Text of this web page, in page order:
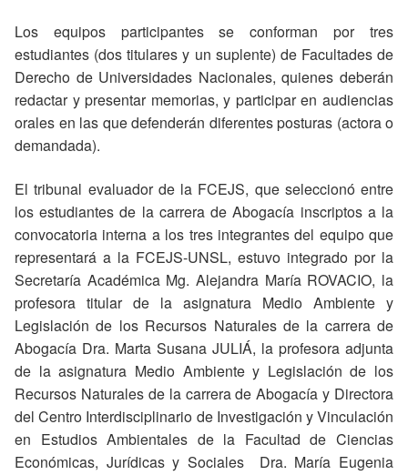
Los equipos participantes se conforman por tres
estudiantes (dos titulares y un suplente) de Facultades de
Derecho de Universidades Nacionales, quienes deberán
redactar y presentar memorias, y participar en audiencias
orales en las que defenderán diferentes posturas (actora o
demandada).
El tribunal evaluador de la FCEJS, que seleccionó entre
los estudiantes de la carrera de Abogacía inscriptos a la
convocatoria interna a los tres integrantes del equipo que
representará a la FCEJS-UNSL, estuvo integrado por la
Secretaría Académica Mg. Alejandra María ROVACIO, la
profesora titular de la asignatura Medio Ambiente y
Legislación de los Recursos Naturales de la carrera de
Abogacía Dra. Marta Susana JULIÁ, la profesora adjunta
de la asignatura Medio Ambiente y Legislación de los
Recursos Naturales de la carrera de Abogacía y Directora
del Centro Interdisciplinario de Investigación y Vinculación
en Estudios Ambientales de la Facultad de Ciencias
Económicas, Jurídicas y Sociales Dra. María Eugenia